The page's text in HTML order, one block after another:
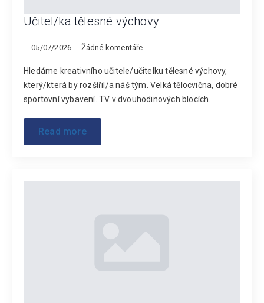
Učitel/ka tělesné výchovy
05/07/2026 Žádné komentáře
Hledáme kreativního učitele/učitelku tělesné výchovy,
který/která by rozšířil/a náš tým. Velká tělocvična, dobré
sportovní vybavení. TV v dvouhodinových blocích.
Read more